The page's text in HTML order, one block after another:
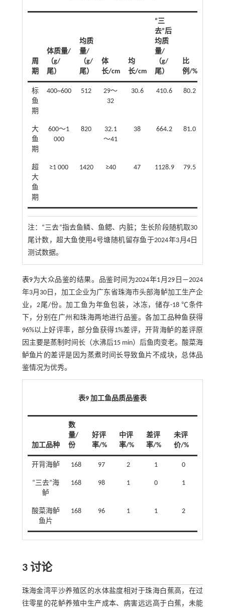
周
期
体质量/
（g/
尾）
均质
量/
（g/
尾）
体
长/cm
均
长/cm
“三
去”后
均质
量/
（g/
尾）
比
例/%
标
鱼
期
400~600 512
29～
32
30.6 410.6 80.2
大
鱼
期
600～1
000
820
32.1
～41
38 664.2 81.0
超
大
鱼
期
≥1 000 1420 ≥40 47 1128.9 79.5
注： “三去”指去鱼鳞、鱼鳃、内脏；生长阶段随机取30
尾计数，超大鱼使用4号塘随机留存鱼于2024年3月4日
测试数据。
表9为大众品鉴的结果。品鉴时间为2024年1月29日—2024
年3月30日，加工企业为广东省珠海市头部海鲈加工生产企
业，2尾/份。加工鱼为年鱼包装，冰冻，储存-18 ℃条件
下，分别在广州和珠海两地进行品鉴。各加工品种鱼获得
96%以上好评率，部分鱼获得1%差评，开背海鲈的差评原
因主要是蒸制时间长（水沸后15 min）后鱼肉变老。酸菜海
鲈鱼片的差评是因为蒸煮时间长导致鱼片不成块，总体品
鉴情况为优秀。
表9 加工鱼品质品鉴表
加工品种
数
量/
份
好评
率/%
中评
率/%
差评
率/%
未评
价/%
开背海鲈 168 97 2 1 0
“三去”海
鲈
168 98 1 0 1
酸菜海鲈
鱼片
168 96 1 1 2
3 讨论
珠海金湾平沙养殖区的水体盐度相对于珠海白蕉高，在过
往零星的花鲈养殖中生产成本、病害远远高于白蕉，未能